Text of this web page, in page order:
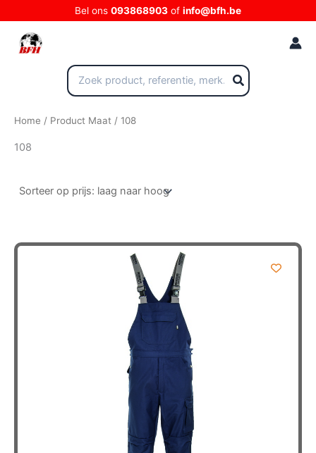
naar
Bel ons 093868903 of info@bfh.be
Zoeken
naar:
Home / Product Maat / 108
108